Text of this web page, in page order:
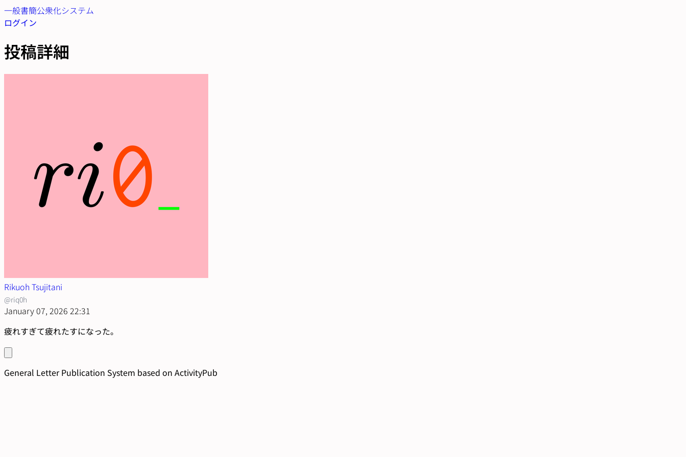
一般書簡公衆化システム
ログイン
投稿詳細
Rikuoh Tsujitani
@riq0h
January 07, 2026 22:31
疲れすぎて疲れたすになった。
General Letter Publication System based on ActivityPub